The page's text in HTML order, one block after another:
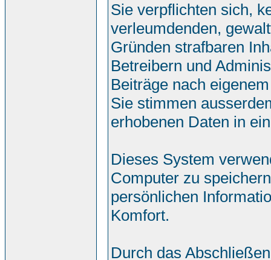
Sie verpflichten sich,
verleumdenden,
Gründen strafbaren
Betreibern und
Beiträge nach
Sie stimmen
erhobenen Daten in
Dieses System
Computer zu
persönlichen
Komfort.
Durch das